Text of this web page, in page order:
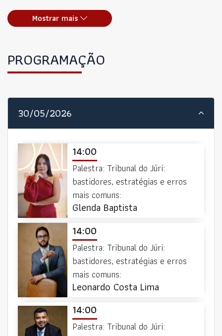
Mostrar mais
PROGRAMAÇÃO
30/05/2026
14:00
Palestra: Tribunal do Júri:
bastidores, estratégias e erros
mais comuns:
Glenda Baptista
14:00
Palestra: Tribunal do Júri:
bastidores, estratégias e erros
mais comuns:
Leonardo Costa Lima
14:00
Palestra: Tribunal do Júri: